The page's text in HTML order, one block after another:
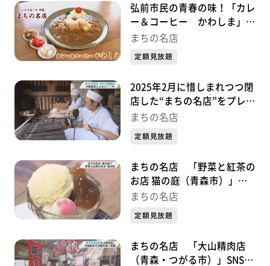
弘前市民の青春の味！「カレ
ー＆コーヒー かわしま」
優しいマスターとそ の家族
まちの名店
定額見放題
2025年2月に惜しまれつつ閉
店した“まちの名店”をプレイ
バック 「まみや煎餅店（青
代目夫婦の愛情がたっぷり入
まちの名店
定額見放題
まちの名店 「野菜と紅茶の
お店 猫の庭（青森市）」
猫と紅茶とスイーツ！かわい
まちの名店
定額見放題
まちの名店 「大山精肉店
（青森・つがる市）」SNSで